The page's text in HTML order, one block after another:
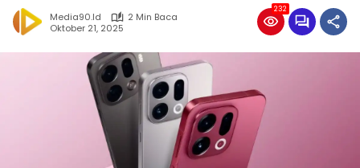
Media90.id
2 Min Baca
Oktober 21, 2025
232